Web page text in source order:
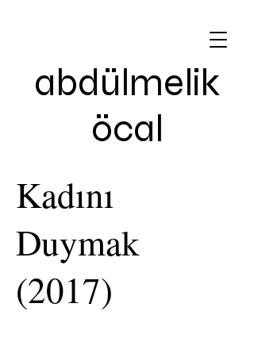
abdülmelik
öcal
Kadını
Duymak
(2017)